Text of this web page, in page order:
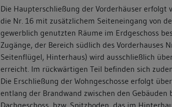
Die Haupterschließung der Vorderhäuser erfolgt
die Nr. 16 mit zusätzlichem Seiteneingang von
gewerblich genutzten Räume im Erdgeschoss
Zugänge, der Bereich südlich des Vorderhauses
Seitenflügel, Hinterhaus) wird ausschließlich
erreicht. Im rückwärtigen Teil befinden sich
Die Erschließung der Wohngeschosse erfolgt
entlang der Brandwand zwischen den Gebäuden
Dachgeschoss, bzw. Spitzboden, das im